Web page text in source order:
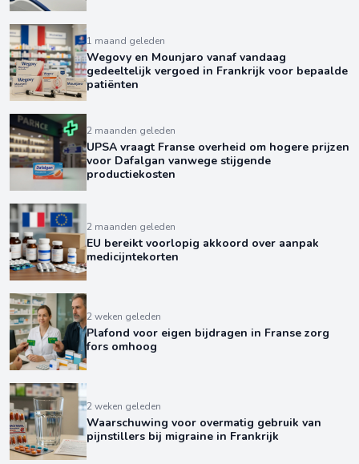
1 maand geleden
Wegovy en Mounjaro vanaf vandaag
gedeeltelijk vergoed in Frankrijk voor bepaalde
patiënten
2 maanden geleden
UPSA vraagt Franse overheid om hogere prijzen
voor Dafalgan vanwege stijgende
productiekosten
2 maanden geleden
EU bereikt voorlopig akkoord over aanpak
medicijntekorten
2 weken geleden
Plafond voor eigen bijdragen in Franse zorg
fors omhoog
2 weken geleden
Waarschuwing voor overmatig gebruik van
pijnstillers bij migraine in Frankrijk